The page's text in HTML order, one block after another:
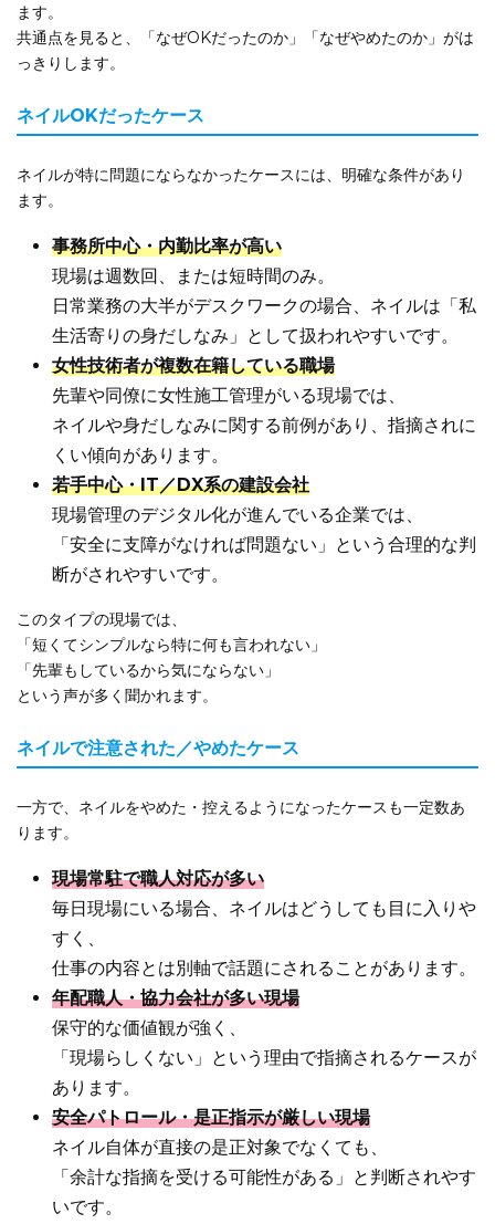
ます。
共通点を見ると、「なぜOKだったのか」「なぜやめたのか」がは
っきりします。
ネイルOKだったケース
ネイルが特に問題にならなかったケースには、明確な条件があり
ます。
事務所中心・内勤比率が高い
現場は週数回、または短時間のみ。
日常業務の大半がデスクワークの場合、ネイルは「私
生活寄りの身だしなみ」として扱われやすいです。
女性技術者が複数在籍している職場
先輩や同僚に女性施工管理がいる現場では、
ネイルや身だしなみに関する前例があり、指摘されに
くい傾向があります。
若手中心・IT／DX系の建設会社
現場管理のデジタル化が進んでいる企業では、
「安全に支障がなければ問題ない」という合理的な判
断がされやすいです。
このタイプの現場では、
「短くてシンプルなら特に何も言われない」
「先輩もしているから気にならない」
という声が多く聞かれます。
ネイルで注意された／やめたケース
一方で、ネイルをやめた・控えるようになったケースも一定数あ
ります。
現場常駐で職人対応が多い
毎日現場にいる場合、ネイルはどうしても目に入りや
すく、
仕事の内容とは別軸で話題にされることがあります。
年配職人・協力会社が多い現場
保守的な価値観が強く、
「現場らしくない」という理由で指摘されるケースが
あります。
安全パトロール・是正指示が厳しい現場
ネイル自体が直接の是正対象でなくても、
「余計な指摘を受ける可能性がある」と判断されやす
いです。